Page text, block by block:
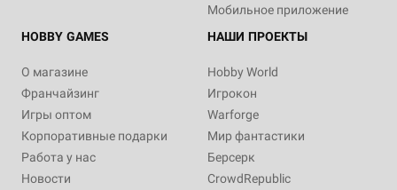
Мобильное приложение
HOBBY GAMES
О магазине
Франчайзинг
Игры оптом
Корпоративные подарки
Работа у нас
Новости
НАШИ ПРОЕКТЫ
Hobby World
Игрокон
Warforge
Мир фантастики
Берсерк
CrowdRepublic